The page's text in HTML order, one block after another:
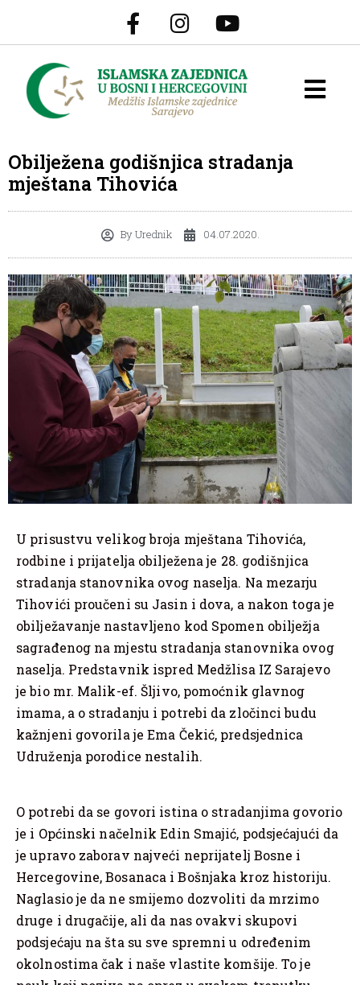
Obilježena godišnjica stradanja
mještana Tihovića
ByUrednik 04.07.2020.
U prisustvu velikog broja mještana Tihovića,
rodbine i prijatelja obilježena je 28. godišnjica
stradanja stanovnika ovog naselja. Na mezarju
Tihovići proučeni su Jasin i dova, a nakon toga je
obilježavanje nastavljeno kod Spomen obilježja
sagrađenog na mjestu stradanja stanovnika ovog
naselja. Predstavnik ispred Medžlisa IZ Sarajevo
je bio mr. Malik-ef. Šljivo, pomoćnik glavnog
imama, a o stradanju i potrebi da zločinci budu
kažnjeni govorila je Ema Čekić, predsjednica
Udruženja porodice nestalih.
O potrebi da se govori istina o stradanjima govorio
je i Općinski načelnik Edin Smajić, podsjećajući da
je upravo zaborav najveći neprijatelj Bosne i
Hercegovine, Bosanaca i Bošnjaka kroz historiju.
Naglasio je da ne smijemo dozvoliti da mrzimo
druge i drugačije, ali da nas ovakvi skupovi
podsjećaju na šta su sve spremni u određenim
okolnostima čak i naše vlastite komšije. To je